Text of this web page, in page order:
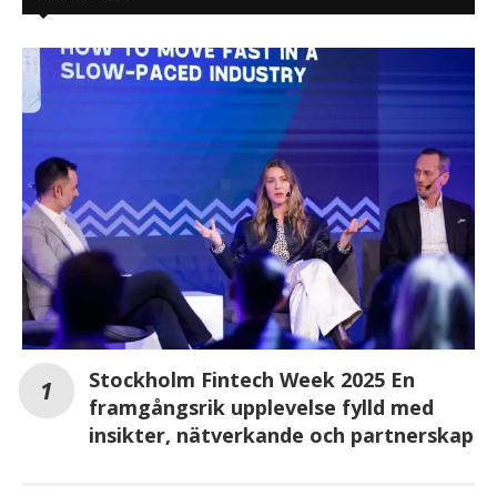
Stockholm Fintech Week 2025 En
framgångsrik upplevelse fylld med
insikter, nätverkande och partnerskap